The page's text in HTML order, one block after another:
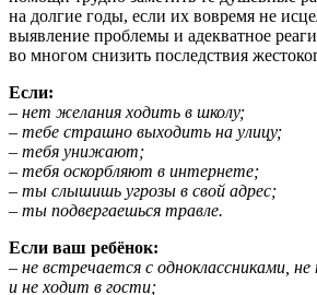
на долгие годы, если их вовремя не
выявление проблемы и адекватное
во многом снизить последствия
Если:
– нет желания ходить в школу;
– тебе страшно выходить на улицу;
– тебя унижают;
– тебя оскорбляют в интернете;
– ты слышишь угрозы в свой адрес;
– ты подвергаешься травле.
Если ваш ребёнок:
– не встречается с одноклассниками,
и не ходит в гости;